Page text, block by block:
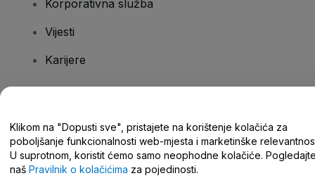
Korporativna služba
Vijesti
Karijere
Centar za pomoć/kontaktirajte nas
Klikom na "Dopusti sve", pristajete na korištenje kolačića za
poboljšanje funkcionalnosti web-mjesta i marketinške
U suprotnom, koristit ćemo samo neophodne kolačiće.
naš Pravilnik o kolačićima za pojedinosti.